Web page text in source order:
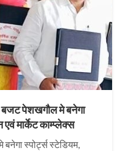
पेशखगौल मे बनेगा
मार्केट काम्प्लेक्स
स्पोर्ट्स स्टेडियम,